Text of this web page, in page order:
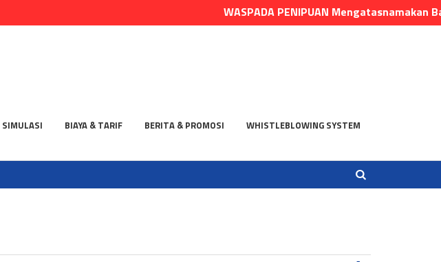
WASPADA PENIPUAN Mengatasnamakan
SIMULASI BIAYA & TARIF BERITA & PROMOSI WHISTLEBLOWING SYSTEM